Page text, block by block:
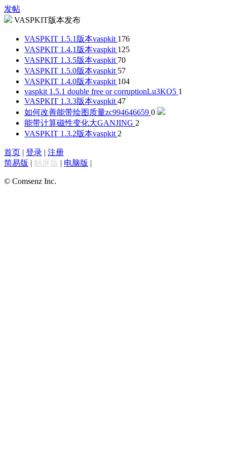
发帖
VASPKIT版本发布
VASPKIT 1.5.1版本vaspkit 176
VASPKIT 1.4.1版本vaspkit 125
VASPKIT 1.3.5版本vaspkit 70
VASPKIT 1.5.0版本vaspkit 57
VASPKIT 1.4.0版本vaspkit 104
vaspkit 1.5.1 double free or corruptionLu3KO5 1
VASPKIT 1.3.3版本vaspkit 47
如何改善能带绘图质量zc994646659 0
能带计算磁性变化大GANJING 2
VASPKIT 1.3.2版本vaspkit 2
首页 | 登录 | 注册
简易版 | 触屏版 | 电脑版 |
© Comsenz Inc.